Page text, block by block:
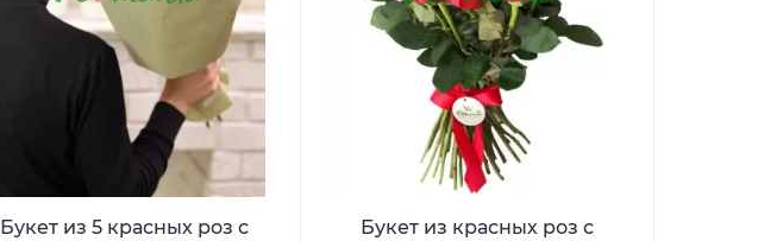
Букет из 5 красных роз с
Букет из красных роз с